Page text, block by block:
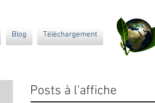
Blog Téléchargement
Posts à l'affiche